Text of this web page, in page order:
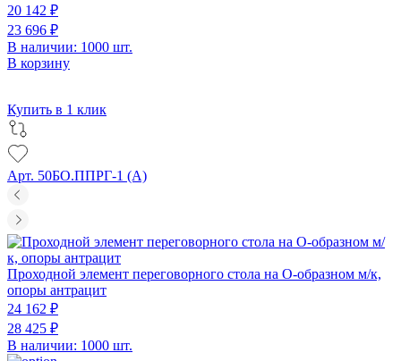
20 142 ₽
23 696 ₽
В наличии: 1000 шт.
В корзину
Купить в 1 клик
Арт. 50БО.ППРГ-1 (A)
Проходной элемент переговорного стола на О-образном м/к,
опоры антрацит
24 162 ₽
28 425 ₽
В наличии: 1000 шт.